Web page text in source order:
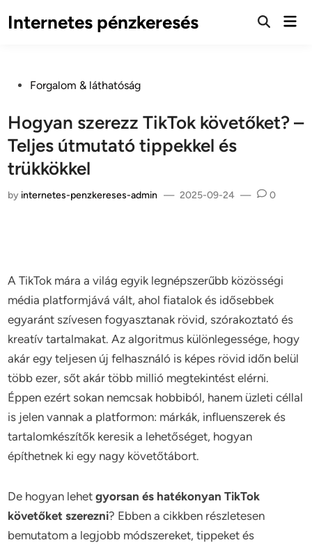
Internetes pénzkeresés
Open
PostedForgalom & láthatóság
Hogyan szerezz TikTok követőket? –
Teljes útmutató tippekkel és
trükkökkel
by internetes-penzkereses-admin — 2025-09-24 — 0
A TikTok mára a világ egyik legnépszerűbb közösségi
média platformjává vált, ahol fiatalok és idősebbek
egyaránt szívesen fogyasztanak rövid, szórakoztató és
kreatív tartalmakat. Az algoritmus különlegessége, hogy
akár egy teljesen új felhasználó is képes rövid időn belül
több ezer, sőt akár több millió megtekintést elérni.
Éppen ezért sokan nemcsak hobbiból, hanem üzleti céllal
is jelen vannak a platformon: márkák, influenszerek és
tartalomkészítők keresik a lehetőséget, hogyan
építhetnek ki egy nagy követőtábort.
De hogyan lehetgyorsan és hatékonyan TikTok
követőket szerezni? Ebben a cikkben részletesen
bemutatom a legjobb módszereket, tippeket és